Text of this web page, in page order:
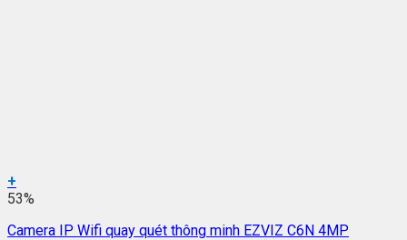
+
53%
Camera IP Wifi quay quét thông minh EZVIZ C6N 4MP